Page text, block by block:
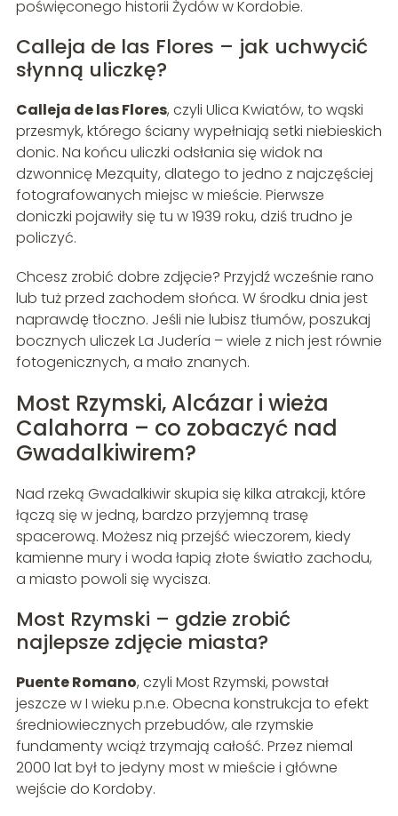
poświęconego historii Żydów w Kordobie.
Calleja de las Flores – jak uchwycić
słynną uliczkę?
Calleja de las Flores, czyli Ulica Kwiatów, to wąski
przesmyk, którego ściany wypełniają setki niebieskich
donic. Na końcu uliczki odsłania się widok na
dzwonnicę Mezquity, dlatego to jedno z najczęściej
fotografowanych miejsc w mieście. Pierwsze
doniczki pojawiły się tu w 1939 roku, dziś trudno je
policzyć.
Chcesz zrobić dobre zdjęcie? Przyjdź wcześnie rano
lub tuż przed zachodem słońca. W środku dnia jest
naprawdę tłoczno. Jeśli nie lubisz tłumów, poszukaj
bocznych uliczek La Judería – wiele z nich jest równie
fotogenicznych, a mało znanych.
Most Rzymski, Alcázar i wieża
Calahorra – co zobaczyć nad
Gwadalkiwirem?
Nad rzeką Gwadalkiwir skupia się kilka atrakcji, które
łączą się w jedną, bardzo przyjemną trasę
spacerową. Możesz nią przejść wieczorem, kiedy
kamienne mury i woda łapią złote światło zachodu,
a miasto powoli się wycisza.
Most Rzymski – gdzie zrobić
najlepsze zdjęcie miasta?
Puente Romano, czyli Most Rzymski, powstał
jeszcze w I wieku p.n.e. Obecna konstrukcja to efekt
średniowiecznych przebudów, ale rzymskie
fundamenty wciąż trzymają całość. Przez niemal
2000 lat był to jedyny most w mieście i główne
wejście do Kordoby.